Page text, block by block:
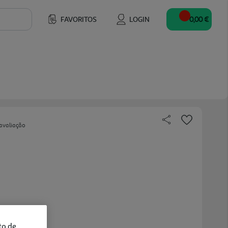
FAVORITOS LOGIN 0,00 €
de